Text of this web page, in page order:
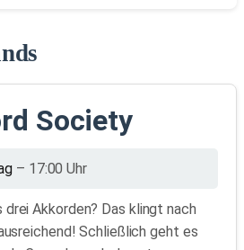
Society
– 17:00 Uhr
Akkorden? Das klingt nach
Schließlich geht es